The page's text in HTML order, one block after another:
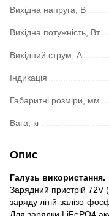
Вихідна напруга, В
Вихідна потужність, Вт
Вихідний струм, A
Індикація
Габаритні розміри, мм
Вага, кг
Опис
Галузь використання.
Зарядний пристрій
заряду літій-залізо-